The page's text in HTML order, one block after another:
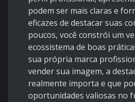
podem ser mais claras e
eficazes de destacar suas
poucos, você constrói um
ecossistema de boas
sua própria marca
vender sua imagem, a
realmente importa e que
oportunidades valiosas no